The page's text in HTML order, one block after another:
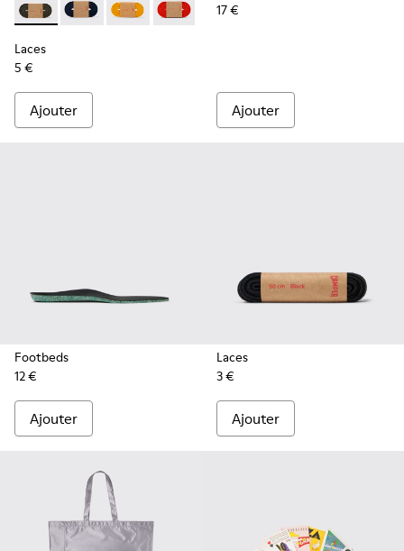
Laces - KL00002-006 - Lacets élastiques vert foncé
Laces - KL00002-005 - Lacets bleu foncé
Laces - KL00002-004 - Lacets élastiques
Laces - KL00002-003 - Lacets
Laces - KL00002-002 - Lacets
Laces
5 €
Ajouter
17 €
Ajouter
Footbeds
12 €
Ajouter
Laces
3 €
Ajouter